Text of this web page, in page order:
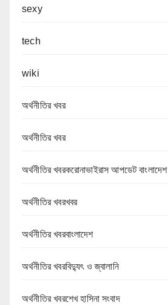
sexy
tech
wiki
অর্থনীতির খবর
অর্থনীতির খবর
অর্থনীতির খবরকরোনাভাইরাস আপডেট বাংলাদেশ
অর্থনীতির খবরখবর
অর্থনীতির খবরবাংলাদেশ
অর্থনীতির খবরবিদ্যুৎ ও জ্বালানি
অর্থনীতির খবরশেখ হাসিনা সংবাদ